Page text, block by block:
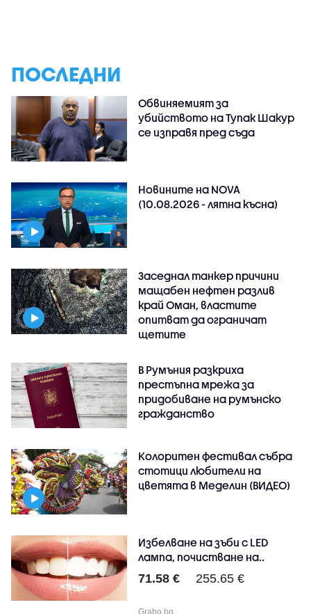
ПОСЛЕДНИ
Обвиняемият за
убийството на Тупак Шакур
се изправя пред съда
Новините на NOVA
(10.08.2026 - лятна късна)
Заседнал танкер причини
мащабен нефтен разлив
край Оман, властите
опитват да ограничат
щетите
В Румъния разкриха
престъпна мрежа за
придобиване на румънско
гражданство
Колоритен фестивал събра
стотици любители на
цветята в Меделин (ВИДЕО)
Избелване на зъби с LED
лампа, почистване на..
71.58 € 255.65 €
Grabo.bg